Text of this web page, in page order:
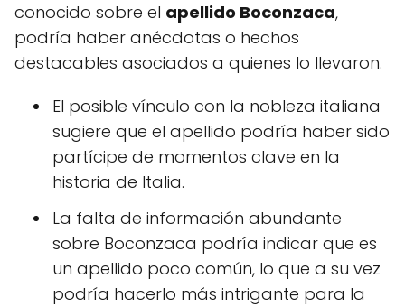
conocido sobre el apellido Boconzaca,
podría haber anécdotas o hechos
destacables asociados a quienes lo llevaron.
El posible vínculo con la nobleza italiana
sugiere que el apellido podría haber sido
partícipe de momentos clave en la
historia de Italia.
La falta de información abundante
sobre Boconzaca podría indicar que es
un apellido poco común, lo que a su vez
podría hacerlo más intrigante para la